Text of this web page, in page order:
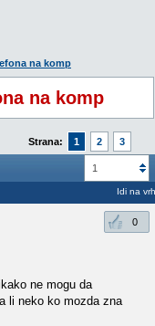
na komp
na komp
Strana: 1 2 3
1
Idi na vrh
0
ne mogu da
li neko ko mozda zna